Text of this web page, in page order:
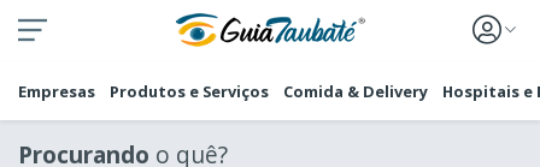
Empresas Produtos e Serviços Comida & Delivery Hospitais e
Procurando o quê?